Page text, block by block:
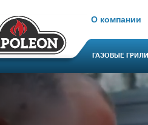
О компании
ГАЗОВЫЕ ГРИЛИ